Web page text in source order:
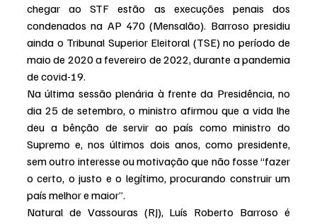
chegar ao STF estão as execuções penais dos
condenados na AP 470 (Mensalão). Barroso presidiu
ainda o Tribunal Superior Eleitoral (TSE) no período de
maio de 2020 a fevereiro de 2022, durante a pandemia
de covid-19.
Na última sessão plenária à frente da Presidência, no
dia 25 de setembro, o ministro afirmou que a vida lhe
deu a bênção de servir ao país como ministro do
Supremo e, nos últimos dois anos, como presidente,
sem outro interesse ou motivação que não fosse “fazer
o certo, o justo e o legítimo, procurando construir um
país melhor e maior”.
Natural de Vassouras (RJ), Luís Roberto Barroso é